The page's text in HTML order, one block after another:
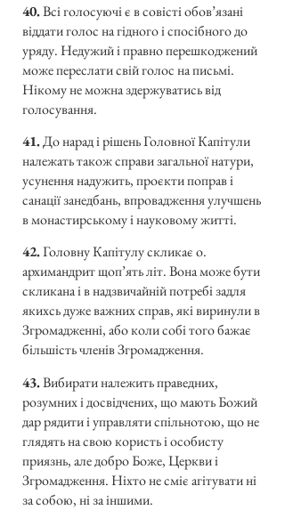
40.Всі голосуючі є в совісті обов’язані
віддати голос на гідного і спосібного до
уряду. Недужий і правно перешкоджений
може переслати свій голос на письмі.
Нікому не можна здержуватись від
голосування.
41.До нарад і рішень Головної Капітули
належать також справи загальної натури,
усунення надужить, проєкти поправ і
санації занедбань, впровадження улучшень
в монастирському і науковому житті.
42.Головну Капітулу скликає о.
архимандрит щоп’ять літ. Вона може бути
скликана і в надзвичайній потребі задля
якихсь дуже важних справ, які виринули в
Згромадженні, або коли собі того бажає
більшість членів Згромадження.
43.Вибирати належить праведних,
розумних і досвідчених, що мають Божий
дар рядити і управляти спільнотою, що не
глядять на свою користь і особисту
приязнь, але добро Боже, Церкви і
Згромадження. Ніхто не сміє агітувати ні
за собою, ні за іншими.